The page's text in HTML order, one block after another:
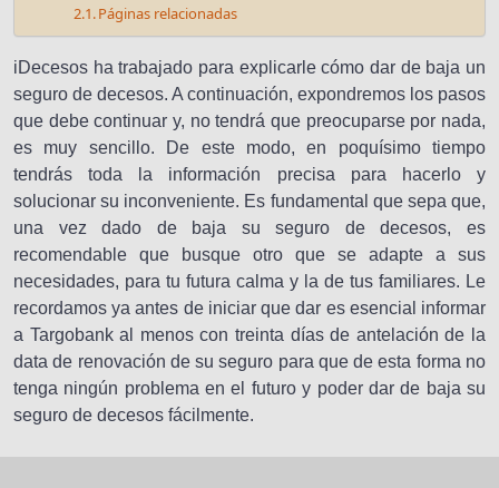
Páginas relacionadas
iDecesos ha trabajado para explicarle cómo dar de baja un
seguro de decesos. A continuación, expondremos los pasos
que debe continuar y, no tendrá que preocuparse por nada,
es muy sencillo. De este modo, en poquísimo tiempo
tendrás toda la información precisa para hacerlo y
solucionar su inconveniente. Es fundamental que sepa que,
una vez dado de baja su seguro de decesos, es
recomendable que busque otro que se adapte a sus
necesidades, para tu futura calma y la de tus familiares. Le
recordamos ya antes de iniciar que dar es esencial informar
a Targobank al menos con treinta días de antelación de la
data de renovación de su seguro para que de esta forma no
tenga ningún problema en el futuro y poder dar de baja su
seguro de decesos fácilmente.